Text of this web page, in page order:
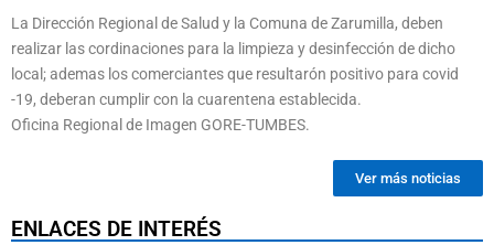
La Dirección Regional de Salud y la Comuna de Zarumilla, deben
realizar las cordinaciones para la limpieza y desinfección de dicho
local; ademas los comerciantes que resultarón positivo para covid
-19, deberan cumplir con la cuarentena establecida.
Oficina Regional de Imagen GORE-TUMBES.
Ver más noticias
ENLACES DE INTERÉS